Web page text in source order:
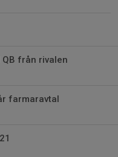
från rivalen
farmaravtal